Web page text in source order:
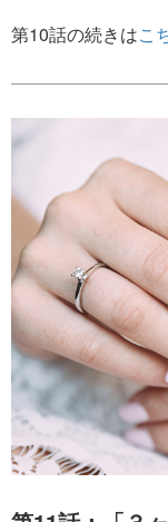
第10話の続きはこ